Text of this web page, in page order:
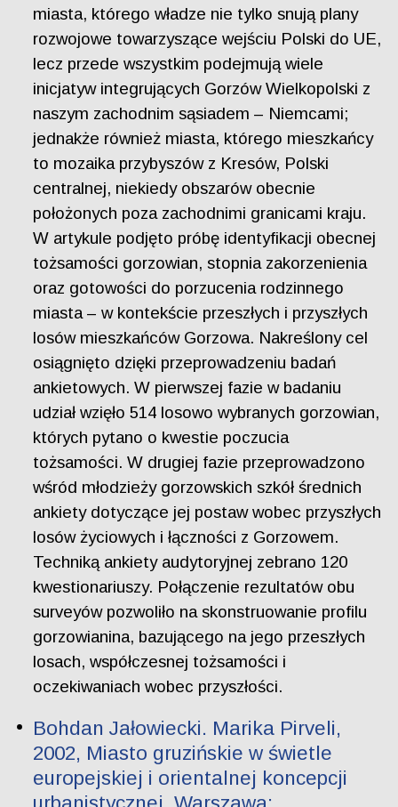
miasta, którego władze nie tylko snują plany
rozwojowe towarzyszące wejściu Polski do UE,
lecz przede wszystkim podejmują wiele
inicjatyw integrujących Gorzów Wielkopolski z
naszym zachodnim sąsiadem – Niemcami;
jednakże również miasta, którego mieszkańcy
to mozaika przybyszów z Kresów, Polski
centralnej, niekiedy obszarów obecnie
położonych poza zachodnimi granicami kraju.
W artykule podjęto próbę identyfikacji obecnej
tożsamości gorzowian, stopnia zakorzenienia
oraz gotowości do porzucenia rodzinnego
miasta – w kontekście przeszłych i przyszłych
losów mieszkańców Gorzowa. Nakreślony cel
osiągnięto dzięki przeprowadzeniu badań
ankietowych. W pierwszej fazie w badaniu
udział wzięło 514 losowo wybranych gorzowian,
których pytano o kwestie poczucia
tożsamości. W drugiej fazie przeprowadzono
wśród młodzieży gorzowskich szkół średnich
ankiety dotyczące jej postaw wobec przyszłych
losów życiowych i łączności z Gorzowem.
Techniką ankiety audytoryjnej zebrano 120
kwestionariuszy. Połączenie rezultatów obu
surveyów pozwoliło na skonstruowanie profilu
gorzowianina, bazującego na jego przeszłych
losach, współczesnej tożsamości i
oczekiwaniach wobec przyszłości.
Bohdan Jałowiecki. Marika Pirveli,
2002, Miasto gruzińskie w świetle
europejskiej i orientalnej koncepcji